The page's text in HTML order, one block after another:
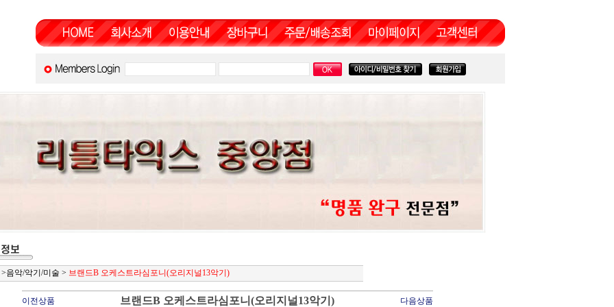
>음악/악기/미술 > 브랜드B 오케스트라심포니(오리지널13악기)
이전상품 브랜드B 오케스트라심포니(오리지널13악기) 다음상품